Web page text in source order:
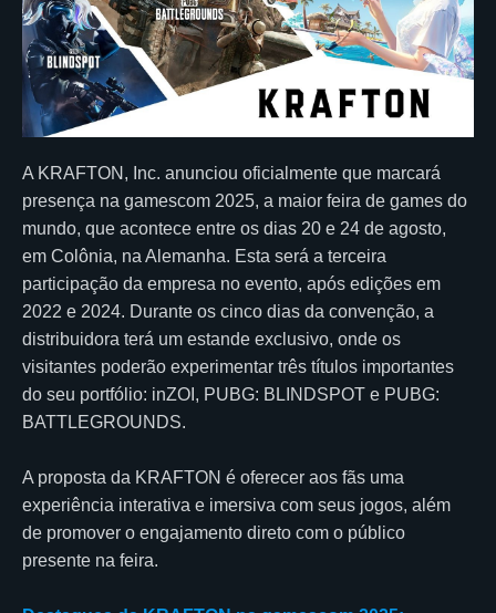
A KRAFTON, Inc. anunciou oficialmente que marcará
presença na gamescom 2025, a maior feira de games do
mundo, que acontece entre os dias 20 e 24 de agosto,
em Colônia, na Alemanha. Esta será a terceira
participação da empresa no evento, após edições em
2022 e 2024. Durante os cinco dias da convenção, a
distribuidora terá um estande exclusivo, onde os
visitantes poderão experimentar três títulos importantes
do seu portfólio: inZOI, PUBG: BLINDSPOT e PUBG:
BATTLEGROUNDS.
A proposta da KRAFTON é oferecer aos fãs uma
experiência interativa e imersiva com seus jogos, além
de promover o engajamento direto com o público
presente na feira.